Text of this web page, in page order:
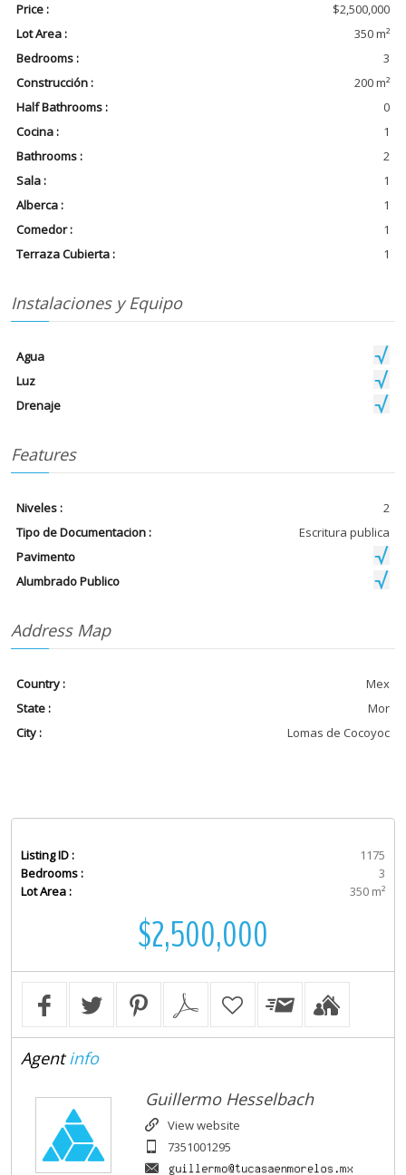
Price :
$2,500,000
Lot Area :
350 m²
Bedrooms :
3
Construcción :
200 m²
Half Bathrooms :
0
Cocina :
1
Bathrooms :
2
Sala :
1
Alberca :
1
Comedor :
1
Terraza Cubierta :
1
Instalaciones y Equipo
Agua
Luz
Drenaje
Features
Niveles :
2
Tipo de Documentacion :
Escritura publica
Pavimento
Alumbrado Publico
Address Map
Country :
Mex
State :
Mor
City :
Lomas de Cocoyoc
Listing ID :
1175
Bedrooms :
3
Lot Area :
350 m²
$2,500,000
Agentinfo
Guillermo Hesselbach
View website
7351001295